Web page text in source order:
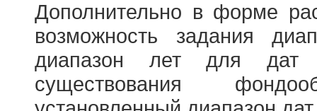
Дополнительно в форме
возможность задания
диапазон лет для
существования